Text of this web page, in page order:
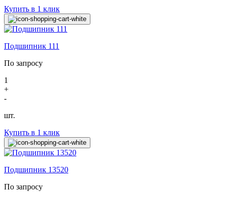
Купить в 1 клик
Подшипник 111
По запросу
1
+
-
шт.
Купить в 1 клик
Подшипник 13520
По запросу